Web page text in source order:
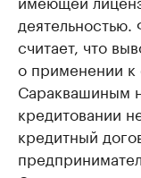
деятельностью.
считает, что
о применении
Сараквашиным
кредитовании
кредитный